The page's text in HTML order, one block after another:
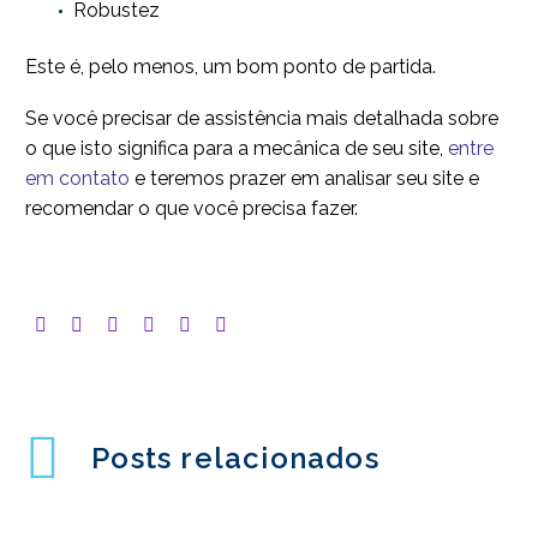
Robustez
Este é, pelo menos, um bom ponto de partida.
Se você precisar de assistência mais detalhada sobre
o que isto significa para a mecânica de seu site, entre
em contato e teremos prazer em analisar seu site e
recomendar o que você precisa fazer.
Posts relacionados